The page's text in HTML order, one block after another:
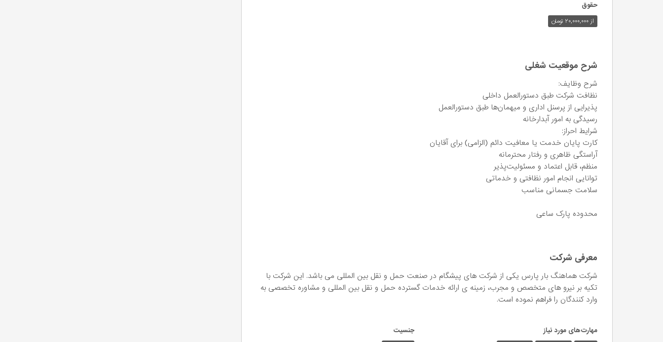
حقوق
از ۲۰,۰۰۰,۰۰۰ تومان
شرح موقعیت شغلی
شرح وظایف:
نظافت شرکت طبق دستورالعمل داخلی
پذیرایی از پرسنل اداری و میهمان‌ها طبق دستورالعمل
رسیدگی به امور آبدارخانه
شرایط احراز:
کارت پایان خدمت یا معافیت دائم (الزامی) برای آقایان
آراستگی ظاهری و رفتار محترمانه
منظم، قابل اعتماد و مسئولیت‌پذیر
توانایی انجام امور نظافتی و خدماتی
سلامت جسمانی مناسب
محدوده پارک ساعی
معرفی شرکت
شرکت هماهنگ بار پارس یکی از شرکت های پیشگام در صنعت حمل و نقل بین المللی می باشد. این شرکت با
تکیه بر نیرو های متخصص و مجرب، زمینه ی ارائه خدمات گسترده حمل و نقل بین المللی و مشاوره تخصصی به
وارد کنندگان را فراهم نموده است.
مهارت‌های مورد نیاز جنسیت